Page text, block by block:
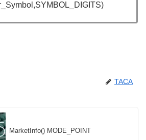
TACA
MarketInfo() MODE_POINT